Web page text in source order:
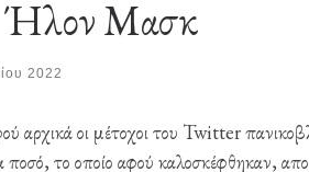
Ήλον Μασκ
2022
αρχικά οι μέτοχοι του Twitter
το οποίο αφού καλοσκέφθηκαν,